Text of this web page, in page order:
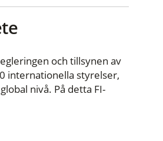
och tillsynen av
internationella styrelser,
nivå. På detta FI-